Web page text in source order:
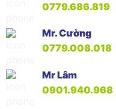
0779.686.819
Mr. Cường
0779.008.018
Mr Lâm
0901.940.968